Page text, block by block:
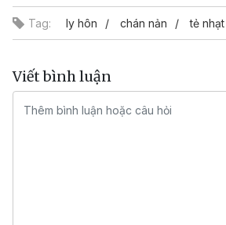
Tag: ly hôn chán nản tẻ nhạt
Viết bình luận